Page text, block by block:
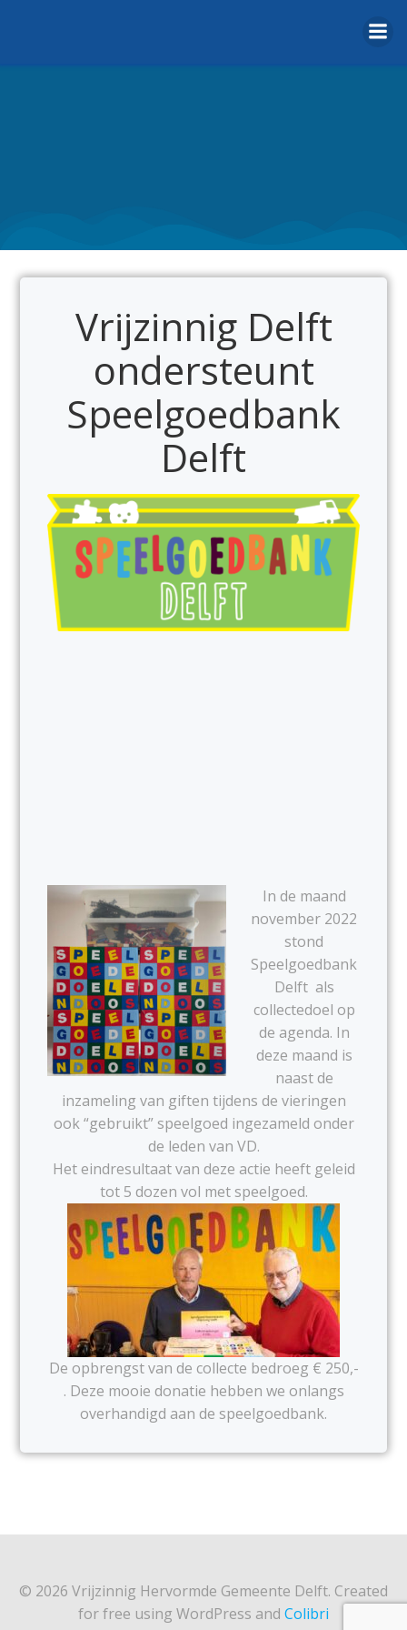
Vrijzinnig Delft
ondersteunt
Speelgoedbank
Delft
In de maand
november 2022
stond
Speelgoedbank
Delft als
collectedoel op
de agenda. In
deze maand is
naast de
inzameling van giften tijdens de vieringen
ook “gebruikt” speelgoed ingezameld onder
de leden van VD.
Het eindresultaat van deze actie heeft geleid
tot 5 dozen vol met speelgoed.
De opbrengst van de collecte bedroeg € 250,-
. Deze mooie donatie hebben we onlangs
overhandigd aan de speelgoedbank.
© 2026 Vrijzinnig Hervormde Gemeente Delft. Created
for free using WordPress and Colibri